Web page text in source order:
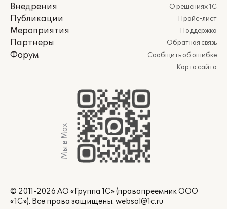
Внедрения
Публикации
Мероприятия
Партнеры
Форум
О решениях 1С
Прайс-лист
Поддержка
Обратная связь
Сообщить об ошибке
Карта сайта
Мы в Max
© 2011-2026 АО «Группа 1С» (правопреемник ООО
«1С»). Все права защищены. websol@1c.ru